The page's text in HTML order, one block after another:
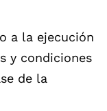
a la ejecución
y condiciones
de la